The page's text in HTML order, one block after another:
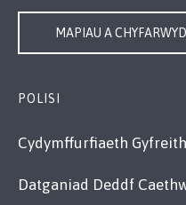
MAPIAU A
POLISI
Cydymffurfiaeth
Datganiad Deddf